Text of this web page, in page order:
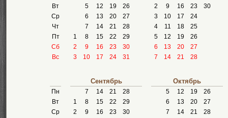
Вт
Ср
Чт
Пт
Сб
Вс
5
12 19
26
6
13 20
27
7
14 21
28
1
8 15 22
29
2
9 16 23
30
3
10 17 24 31
2
9 16 23
30
3
10 17
24
4
11 18
25
5
12 19
26
6
13 20
27
7
14 21 28
Пн
Вт
Ср
Сентябрь
7 14 21
28
1
8 15 22
29
2
9 16 23
30
Октябрь
5 12 19
26
6
13 20
27
7
14 21
28